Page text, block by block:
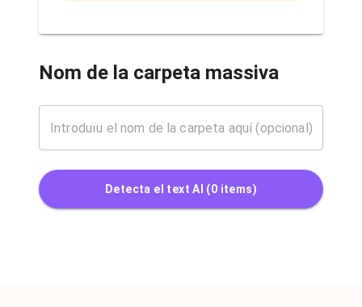
Nom de la carpeta massiva
Detecta el text AI (0 items)